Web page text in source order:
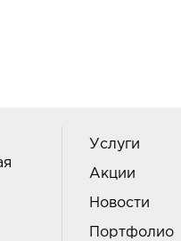
Услуги
Акции
Новости
Портфолио